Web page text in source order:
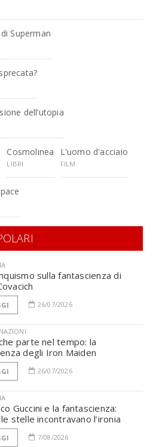
Superman
dell’utopia
Cosmolinea
LIBRI
L'uomo d'acciaio
FILM
sulla fantascienza di
26/07/2026
parte nel tempo: la
degli Iron Maiden
26/07/2026
Guccini e la fantascienza:
stelle incontravano l’ironia
7/08/2026